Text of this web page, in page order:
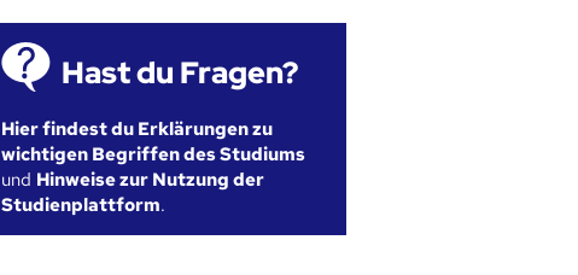
Hast du Fragen?
Hier findest du Erklärungen zu
wichtigen Begriffen des Studiums
und Hinweise zur Nutzung der
Studienplattform.